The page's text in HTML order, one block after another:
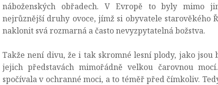
náboženských obřadech. V Evropě to byly mimo
nejrůznější druhy ovoce, jímž si obyvatele starověkého
naklonit svá rozmarná a často nevyzpytatelná božstva.
Takže není divu, že i tak skromné lesní plody, jako jsou
jejich představách mimořádně velkou čarovnou
spočívala v ochranné moci, a to téměř před čímkoliv.